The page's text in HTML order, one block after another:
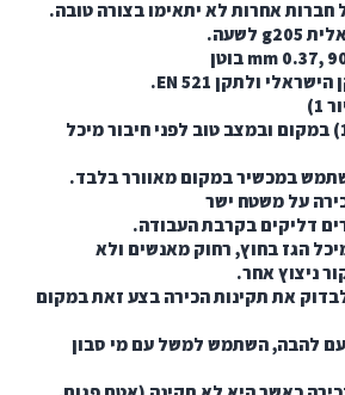
(1) במקום ובמצב טוב לפני חיבור מיכל
בחוץ, רחוק מאנשים ולא
אחר.
תקינות הכירה בצע זאת במקום
השתמש למשל עם מי סבון